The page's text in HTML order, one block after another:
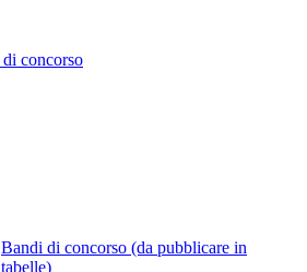
concorso
Bandi di concorso (da pubblicare in
tabelle)